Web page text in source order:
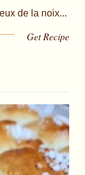
de la noix...
Get Recipe